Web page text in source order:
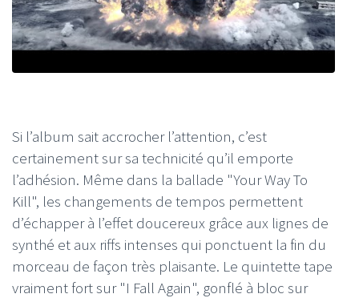
Si l’album sait accrocher l’attention, c’est
certainement sur sa technicité qu’il emporte
l’adhésion. Même dans la ballade "Your Way To
Kill", les changements de tempos permettent
d’échapper à l’effet doucereux grâce aux lignes de
synthé et aux riffs intenses qui ponctuent la fin du
morceau de façon très plaisante. Le quintette tape
vraiment fort sur "I Fall Again", gonflé à bloc sur